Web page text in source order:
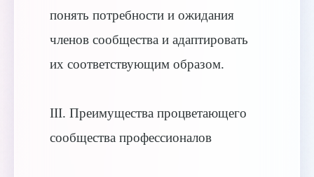
понять потребности и ожидания
членов сообщества и адаптировать
их соответствующим образом.
III. Преимущества процветающего
сообщества профессионалов